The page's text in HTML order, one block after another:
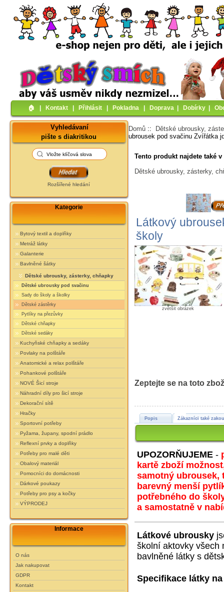
🏠︎ Kontakt Přihlásit Pokladna Doprava Dobírky
Vyhledávaní
pište s diakritikou
Rozšířené hledání
Kategorie
Bytový textil a doplňky
Metráž látky
Galanterie
Bavlněné šátky
Dětské ubrousky, zásterky, chňapky
Dětské ubrousky pod svačinu
Sady do školy a školky
Dětské zástěrky
Pytlíky na přezůvky
Dětské chňapky
Dětské sedáky
Kuchyňské chňapky a sedáky
Povlaky na polštáře
Anatomické a relax polštáře
Pohankové polštáře
NOVÉ Šicí stroje
Náhradní díly pro šicí stroje
Dekorační sítě
Hračky
Sportovní potřeby
Pyžama, župany, spodní prádlo
Reflexní prvky a doplňky
Potřeby pro malé děti
Obalový materiál
Pomocníci do domácnosti
Dárkové poukazy
Potřeby pro psy a kočky
VÝPRODEJ
Informace
O nás
Jak nakupovat
GDPR
Kontakt
Domů ::
Dětské ubrousky,
ubrousek pod svačinu Zvířátka
Tento produkt najdete také
Dětské ubrousky, zásterky,
Látkový
školy
zvětšit obrázek
Zeptejte se na toto
Popis Zákazníci také
UPOZORŇUJEME -
kartě zboží
samotný ubrousek,
barevný menší
potřebného do
a samostatně v
Látkové ubrousky
školní aktovky všech
bavlněné látky s
Specifikace látky